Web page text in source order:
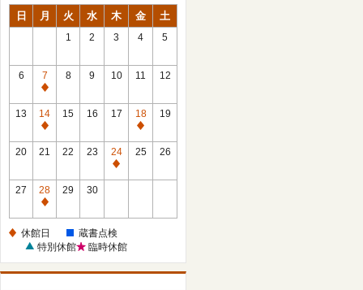
日 月 火 水 木 金 土
1 2 3 4 5
6
7
休
館
日
8 9 10 11 12
13
14
休
館
15 16 17
18
休
館
19
20 21 22 23
24
休
25 26
27
28
休
日
29 30
休館日
蔵書点検
特別休館
臨時休館